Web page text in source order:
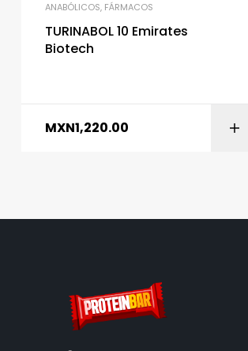
ANABÓLICOS, FÁRMACOS
TURINABOL 10 Emirates
Biotech
MXN1,220.00